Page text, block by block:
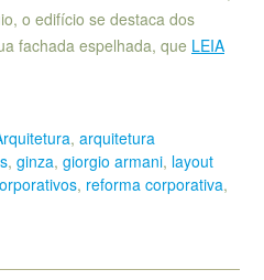
o edifício se destaca dos
fachada espelhada, que LEIA
, arquitetura
, ginza, giorgio armani, layout
, reforma corporativa,